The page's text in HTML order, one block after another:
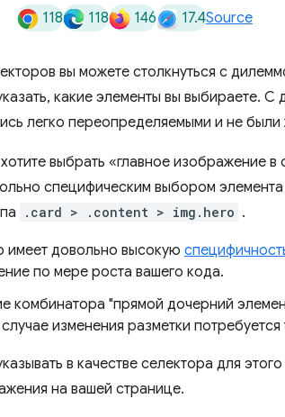
118 118 146 17.4Source
вы можете столкнуться с
какие элементы вы выбираете. С
легко переопределяемыми и не были
выбрать «главное изображение в
специфическим выбором
.card > .content > img.hero .
имеет довольно высокую
по мере роста вашего кода.
комбинатора "прямой дочерний
изменения разметки
в качестве селектора для
на вашей странице.